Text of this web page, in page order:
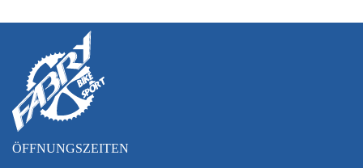
ÖFFNUNGSZEITEN